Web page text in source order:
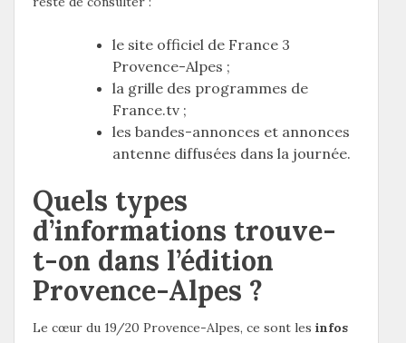
le site officiel de France 3
Provence-Alpes ;
la grille des programmes de
France.tv ;
les bandes-annonces et annonces
antenne diffusées dans la journée.
Quels types
d’informations trouve-
t-on dans l’édition
Provence-Alpes ?
Le cœur du 19/20 Provence-Alpes, ce sont les infos